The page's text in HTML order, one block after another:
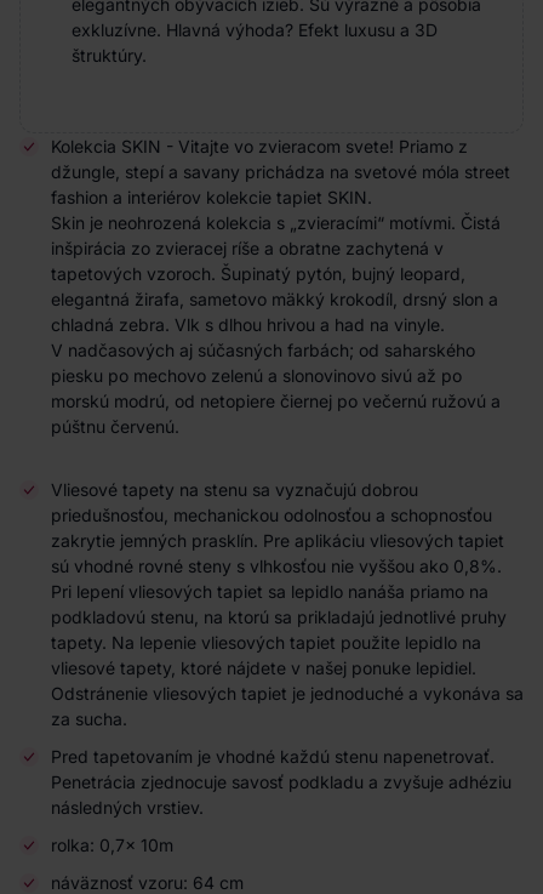
elegantných obývacích izieb. Sú výrazné a pôsobia
exkluzívne. Hlavná výhoda? Efekt luxusu a 3D
štruktúry.
Kolekcia SKIN - Vitajte vo zvieracom svete! Priamo z
džungle, stepí a savany prichádza na svetové móla street
fashion a interiérov kolekcie tapiet SKIN.
Skin je neohrozená kolekcia s „zvieracími“ motívmi. Čistá
inšpirácia zo zvieracej ríše a obratne zachytená v
tapetových vzoroch. Šupinatý pytón , bujný leopard,
elegantná žirafa, sametovo mäkký krokodíl, drsný slon a
chladná zebra. Vlk s dlhou hrivou a had na vinyle.
V nadčasových aj súčasných farbách; od saharského
piesku po mechovo zelenú a slonovinovo sivú až po
morskú modrú, od netopiere čiernej po večernú ružovú a
púštnu červenú.
Vliesové tapety na stenu sa vyznačujú dobrou
priedušnosťou, mechanickou odolnosťou a schopnosťou
zakrytie jemných prasklín. Pre aplikáciu vliesových tapiet
sú vhodné rovné steny s vlhkosťou nie vyššou ako 0,8%.
Pri lepení vliesových tapiet sa lepidlo nanáša priamo na
podkladovú stenu, na ktorú sa prikladajú jednotlivé pruhy
tapety. Na lepenie vliesových tapiet použite lepidlo na
vliesové tapety, ktoré nájdete v našej ponuke lepidiel.
Odstránenie vliesových tapiet je jednoduché a vykonáva sa
za sucha.
Pred tapetovaním je vhodné každú stenu napenetrovať.
Penetrácia zjednocuje savosť podkladu a zvyšuje adhéziu
následných vrstiev.
rolka: 0,7x 10m
náväznosť vzoru: 64 cm